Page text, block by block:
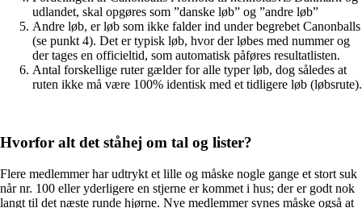
udlandet, skal opgøres som ”danske løb” og ”andre løb”
Andre løb, er løb som ikke falder ind under begrebet Canonballs
(se punkt 4). Det er typisk løb, hvor der løbes med nummer og
der tages en officieltid, som automatisk påføres resultatlisten.
Antal forskellige ruter gælder for alle typer løb, dog således at
ruten ikke må være 100% identisk med et tidligere løb (løbsrute).
Hvorfor alt det ståhej om tal og lister?
Flere medlemmer har udtrykt et lille og måske nogle gange et stort suk
når nr. 100 eller yderligere en stjerne er kommet i hus; der er godt nok
langt til det næste runde hjørne. Nye medlemmer synes måske også at